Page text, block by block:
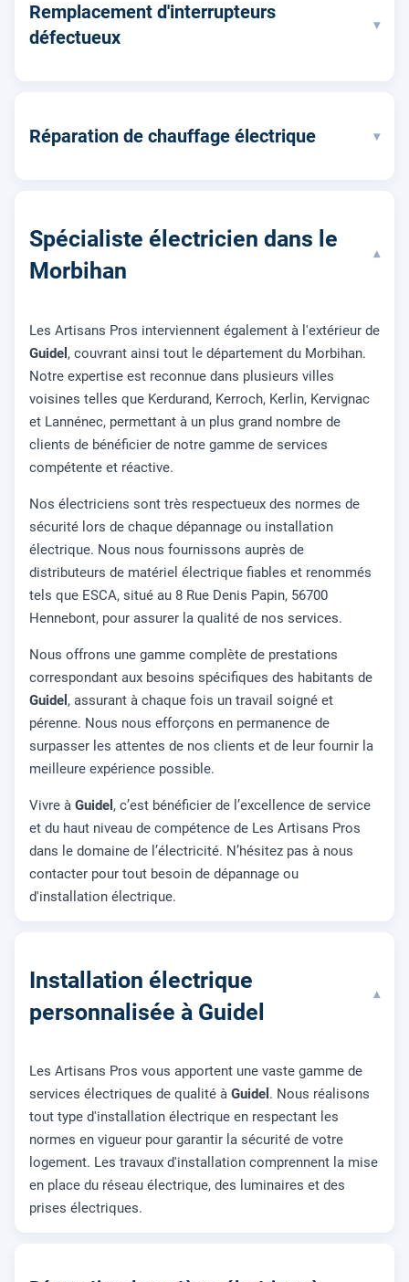
Remplacement d'interrupteurs
défectueux
▾
Réparation de chauffage électrique ▾
Spécialiste électricien dans le
Morbihan
▾
Les Artisans Pros interviennent également à l'extérieur de
Guidel , couvrant ainsi tout le département du Morbihan.
Notre expertise est reconnue dans plusieurs villes
voisines telles que Kerdurand, Kerroch, Kerlin, Kervignac
et Lannénec, permettant à un plus grand nombre de
clients de bénéficier de notre gamme de services
compétente et réactive.
Nos électriciens sont très respectueux des normes de
sécurité lors de chaque dépannage ou installation
électrique. Nous nous fournissons auprès de
distributeurs de matériel électrique fiables et renommés
tels que ESCA, situé au 8 Rue Denis Papin, 56700
Hennebont, pour assurer la qualité de nos services.
Nous offrons une gamme complète de prestations
correspondant aux besoins spécifiques des habitants de
Guidel , assurant à chaque fois un travail soigné et
pérenne. Nous nous efforçons en permanence de
surpasser les attentes de nos clients et de leur fournir la
meilleure expérience possible.
Vivre à Guidel , c’est bénéficier de l’excellence de service
et du haut niveau de compétence de Les Artisans Pros
dans le domaine de l’électricité. N’hésitez pas à nous
contacter pour tout besoin de dépannage ou
d'installation électrique.
Installation électrique
personnalisée à Guidel
▾
Les Artisans Pros vous apportent une vaste gamme de
services électriques de qualité à Guidel . Nous réalisons
tout type d'installation électrique en respectant les
normes en vigueur pour garantir la sécurité de votre
logement. Les travaux d'installation comprennent la mise
en place du réseau électrique, des luminaires et des
prises électriques.